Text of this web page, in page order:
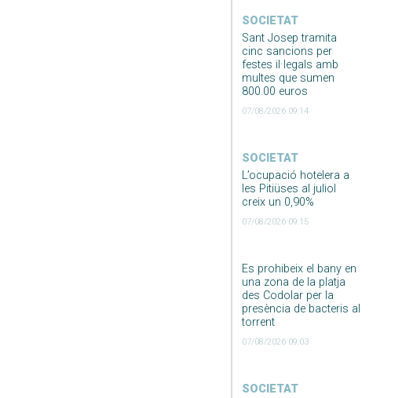
SOCIETAT
Sant Josep tramita
cinc sancions per
festes il·legals amb
multes que sumen
800.00 euros
07/08/2026 09:14
SOCIETAT
L’ocupació hotelera a
les Pitiüses al juliol
creix un 0,90%
07/08/2026 09:15
Es prohibeix el bany en
una zona de la platja
des Codolar per la
presència de bacteris al
torrent
07/08/2026 09:03
SOCIETAT